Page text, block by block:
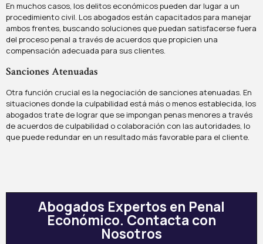
En muchos casos, los delitos económicos pueden dar lugar a un
procedimiento civil. Los abogados están capacitados para manejar
ambos frentes, buscando soluciones que puedan satisfacerse fuera
del proceso penal a través de acuerdos que propicien una
compensación adecuada para sus clientes.
Sanciones Atenuadas
Otra función crucial es la negociación de sanciones atenuadas. En
situaciones donde la culpabilidad está más o menos establecida, los
abogados trate de lograr que se impongan penas menores a través
de acuerdos de culpabilidad o colaboración con las autoridades, lo
que puede redundar en un resultado más favorable para el cliente.
Abogados Expertos en Penal
Económico. Contacta con
Nosotros